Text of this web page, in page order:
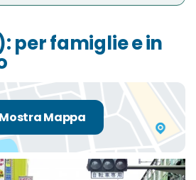
per famiglie e in